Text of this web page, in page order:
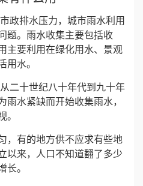
政排水压力，城市雨水利用
题。雨水收集主要包括收
主要利用在绿化用水、景观
用水。
二十世纪八十年代到九十年
雨水紧缺而开始收集雨水，
。
，有的地方供不应求有些地
以来，人口不知道翻了多少
长。